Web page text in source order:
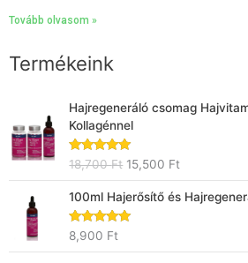
Tovább olvasom »
Termékeink
Hajregeneráló csomag
Kollagénnel
Értékelés:
5.00
18,700Ft
Original
18,700 Ft.
15,500 Ft
Current
price
100ml Hajerősítő és
Értékelés:
5.00
8,900 Ft